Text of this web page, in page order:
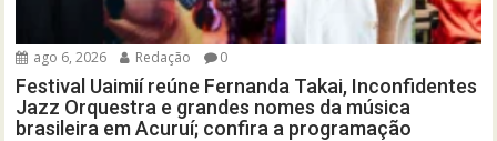
ago 6, 2026 Redação 0
Festival Uaimií reúne Fernanda Takai, Inconfidentes
Jazz Orquestra e grandes nomes da música
brasileira em Acuruí; confira a programação